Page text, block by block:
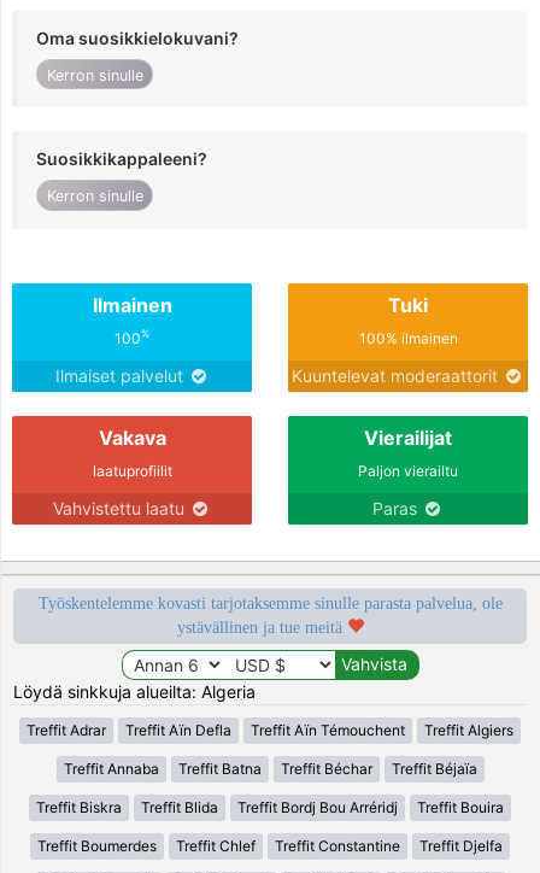
Oma suosikkielokuvani?
Kerron sinulle
Suosikkikappaleeni?
Kerron sinulle
Ilmainen
100%
Ilmaiset palvelut
Tuki
100% ilmainen
Kuuntelevat moderaattorit
Vakava
laatuprofiilit
Vahvistettu laatu
Vierailijat
Paljon vierailtu
Paras
Työskentelemme kovasti tarjotaksemme sinulle parasta palvelua, ole
ystävällinen ja tue meitä
Löydä sinkkuja alueilta: Algeria
Treffit Adrar Treffit Aïn Defla Treffit Aïn Témouchent Treffit Algiers
Treffit Annaba Treffit Batna Treffit Béchar Treffit Béjaïa
Treffit Biskra Treffit Blida Treffit Bordj Bou Arréridj Treffit Bouira
Treffit Boumerdes Treffit Chlef Treffit Constantine Treffit Djelfa